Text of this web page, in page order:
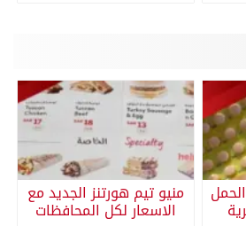
منيو تيم هورتنز الجديد مع
الاسعار لكل المحافظات